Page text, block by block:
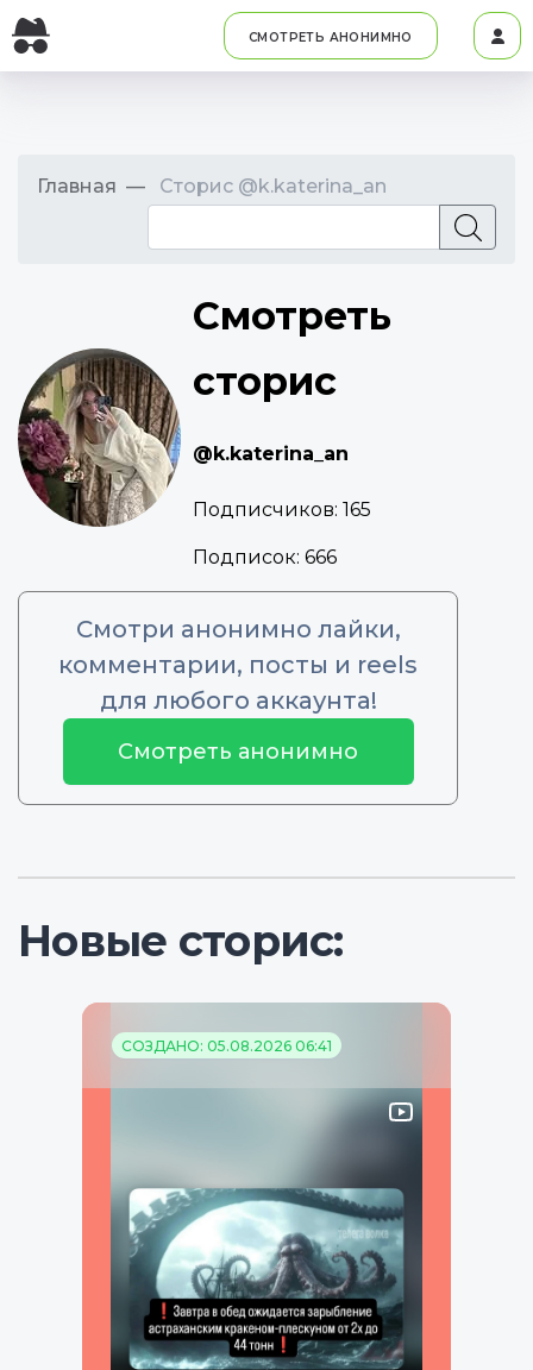
СМОТРЕТЬ АНОНИМНО
Главная Сторис @k.katerina_an
Смотреть
сторис
@k.katerina_an
Подписчиков: 165
Подписок: 666
Смотри анонимно лайки,
комментарии, посты и reels
для любого аккаунта!
Смотреть анонимно
Новые сторис:
СОЗДАНО: 05.08.2026 06:41